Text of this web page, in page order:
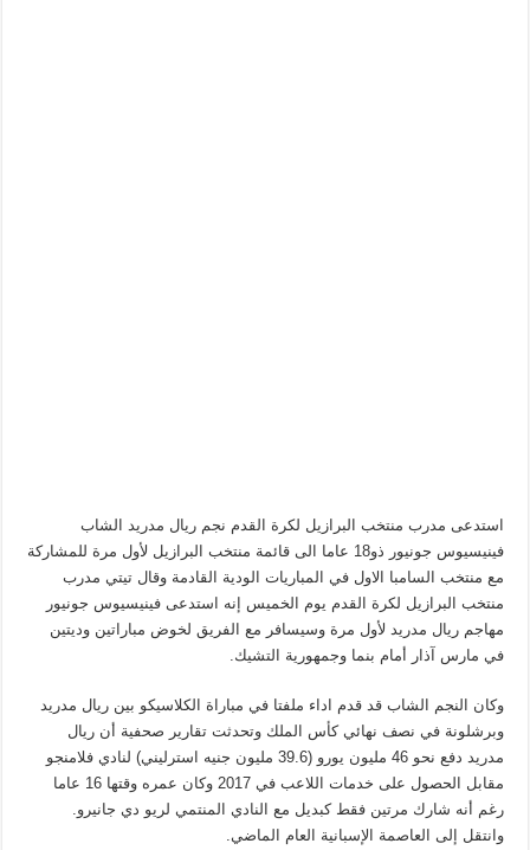
استدعى مدرب منتخب البرازيل لكرة القدم نجم ريال مدريد الشاب
فينيسيوس جونيور ذو18 عاما الى قائمة منتخب البرازيل لأول مرة للمشاركة
مع منتخب السامبا الاول في المباريات الودية القادمة وقال تيتي مدرب
منتخب البرازيل لكرة القدم يوم الخميس إنه استدعى فينيسيوس جونيور
مهاجم ريال مدريد لأول مرة وسيسافر مع الفريق لخوض مباراتين وديتين
في مارس آذار أمام بنما وجمهورية التشيك.
وكان النجم الشاب قد قدم اداء ملفتا في مباراة الكلاسيكو بين ريال مدريد
وبرشلونة في نصف نهائي كأس الملك وتحدثت تقارير صحفية أن ريال
مدريد دفع نحو 46 مليون يورو (39.6 مليون جنيه استرليني) لنادي فلامنجو
مقابل الحصول على خدمات اللاعب في 2017 وكان عمره وقتها 16 عاما
رغم أنه شارك مرتين فقط كبديل مع النادي المنتمي لريو دي جانيرو.
وانتقل إلى العاصمة الإسبانية العام الماضي.